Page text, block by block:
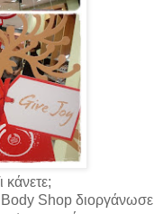
κάνετε;
Shop διοργάνωσε